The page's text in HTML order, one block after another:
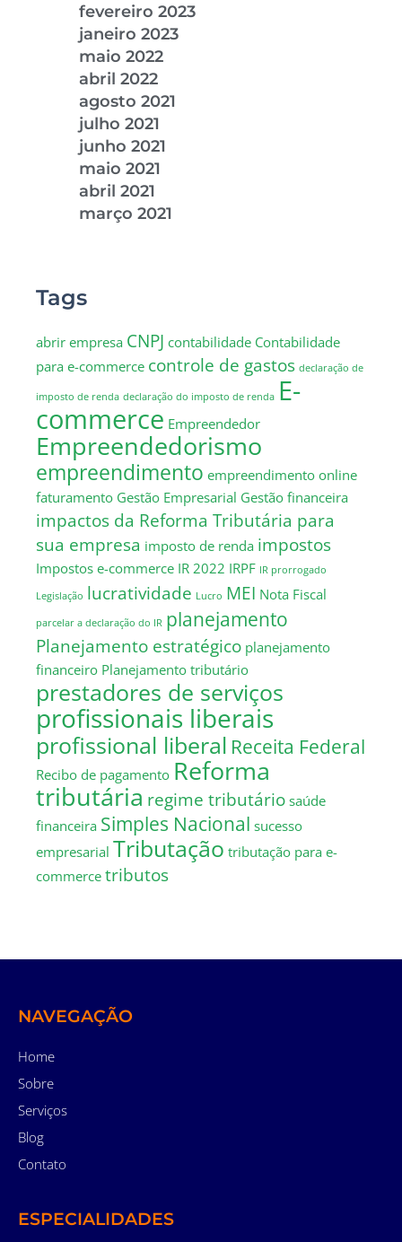
fevereiro 2023
janeiro 2023
maio 2022
abril 2022
agosto 2021
julho 2021
junho 2021
maio 2021
abril 2021
março 2021
Tags
abrir empresa CNPJ contabilidade Contabilidade
para e-commerce controle de gastos declaração de
imposto de renda declaração do imposto de renda E-
commerce Empreendedor
Empreendedorismo
empreendimento empreendimento online
faturamento Gestão Empresarial Gestão financeira
impactos da Reforma Tributária para
sua empresa imposto de renda impostos
Impostos e-commerce IR 2022 IRPF IR prorrogado
Legislação lucratividade Lucro MEI Nota Fiscal
parcelar a declaração do IR planejamento
Planejamento estratégico planejamento
financeiro Planejamento tributário
prestadores de serviços
profissionais liberais
profissional liberal Receita Federal
Recibo de pagamento Reforma
tributária regime tributáriosaúde
financeira Simples Nacional sucesso
empresarial Tributação tributação para e-
commercetributos
NAVEGAÇÃO
Home
Sobre
Serviços
Blog
Contato
ESPECIALIDADES